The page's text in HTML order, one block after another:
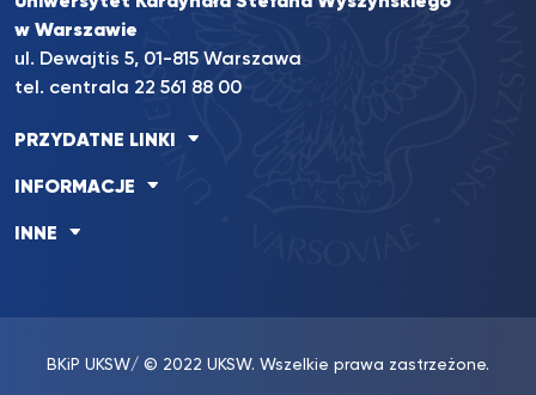
w Warszawie
ul. Dewajtis 5, 01-815 Warszawa
tel. centrala 22 561 88 00
PRZYDATNE LINKI
INFORMACJE
INNE
BKiP UKSW/ © 2022 UKSW. Wszelkie prawa zastrzeżone.